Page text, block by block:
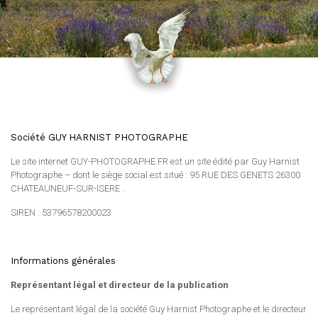
Société GUY HARNIST PHOTOGRAPHE
Le site internet GUY-PHOTOGRAPHE.FR est un site édité par Guy Harnist
Photographe – dont le siège social est situé : 95 RUE DES GENETS 26300
CHATEAUNEUF-SUR-ISERE .
SIREN : 53796578200023
Informations générales
Représentant légal et directeur de la publication
Le représentant légal de la société Guy Harnist Photographe et le directeur